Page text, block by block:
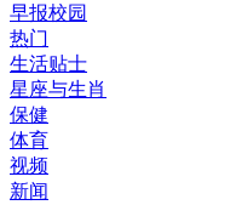
早报校园
热门
生活贴士
星座与生肖
保健
体育
视频
新闻